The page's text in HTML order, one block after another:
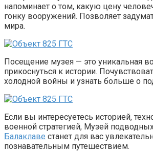
напоминает о том, какую цену
гонку вооружений. Позволяет
мира.
Посещение музея — это уникальная
прикоснуться к истории.
холодной войны и узнать больше о
Если вы интересуетесь историей,
военной стратегией, Музей
Балаклаве станет для вас
познавательным путешествием.